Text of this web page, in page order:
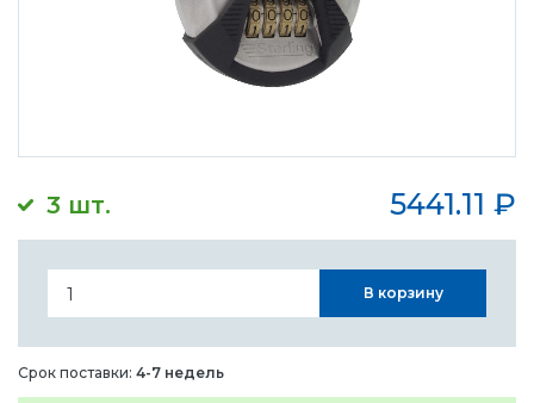
3 шт. 5441.11 ₽
В корзину
Срок поставки: 4-7 недель